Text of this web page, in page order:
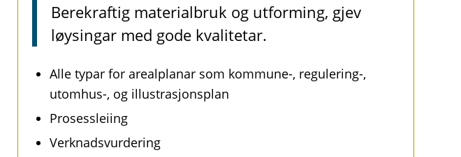
Berekraftig materialbruk og utforming, gjev
løysingar med gode kvalitetar.
Alle typar for arealplanar som kommune-, regulering-,
utomhus-, og illustrasjonsplan
Prosessleiing
Verknadsvurdering